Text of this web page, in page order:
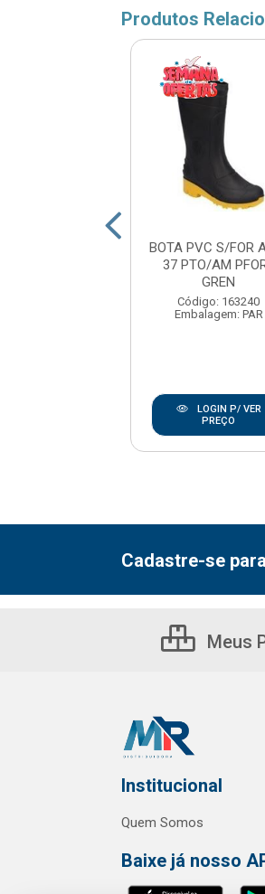
Produtos
BOTA PVC S/FOR
37 PTO/AM
GREN
Código: 163240
Embalagem: PAR
LOGIN P/ VER
PREÇO
Cadastre-se
Meus
Institucional
Quem Somos
Baixe já nosso